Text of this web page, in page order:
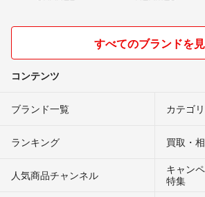
すべてのブランドを
コンテンツ
ブランド一覧 カテゴ
ランキング 買取・
人気商品チャンネル
キャン
特集